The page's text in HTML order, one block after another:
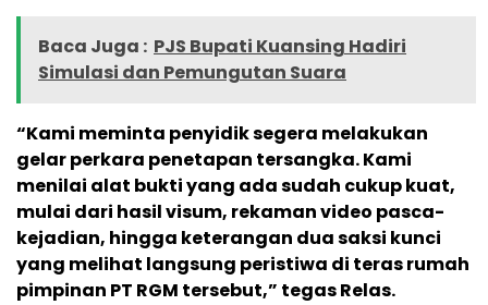
Baca Juga : PJS Bupati Kuansing Hadiri
Simulasi dan Pemungutan Suara
“Kami meminta penyidik segera melakukan
gelar perkara penetapan tersangka. Kami
menilai alat bukti yang ada sudah cukup kuat,
mulai dari hasil visum, rekaman video pasca-
kejadian, hingga keterangan dua saksi kunci
yang melihat langsung peristiwa di teras rumah
pimpinan PT RGM tersebut,” tegas Relas.